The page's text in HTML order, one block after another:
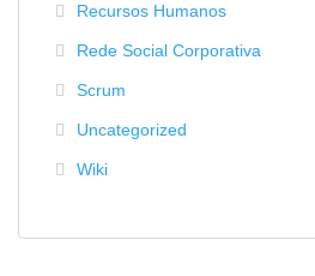
Recursos Humanos
Rede Social Corporativa
Scrum
Uncategorized
Wiki